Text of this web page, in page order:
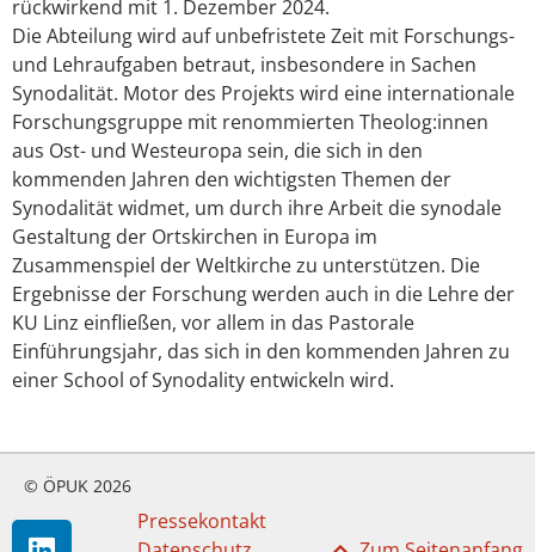
rückwirkend mit 1. Dezember 2024.
Die Abteilung wird auf unbefristete Zeit mit Forschungs-
und Lehraufgaben betraut, insbesondere in Sachen
Synodalität. Motor des Projekts wird eine internationale
Forschungsgruppe mit renommierten Theolog:innen
aus Ost- und Westeuropa sein, die sich in den
kommenden Jahren den wichtigsten Themen der
Synodalität widmet, um durch ihre Arbeit die synodale
Gestaltung der Ortskirchen in Europa im
Zusammenspiel der Weltkirche zu unterstützen. Die
Ergebnisse der Forschung werden auch in die Lehre der
KU Linz einfließen, vor allem in das Pastorale
Einführungsjahr, das sich in den kommenden Jahren zu
einer School of Synodality entwickeln wird.
© ÖPUK 2026
Pressekontakt